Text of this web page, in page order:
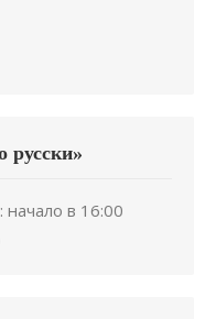
русски»
начало в 16:00